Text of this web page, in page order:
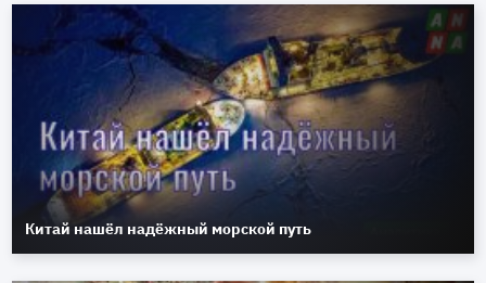
Китай нашёл надёжный морской путь